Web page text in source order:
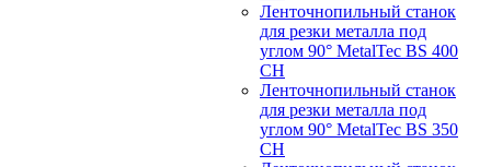
Ленточнопильный станок
для резки металла под
углом 90° MetalTec BS 400
CH
Ленточнопильный станок
для резки металла под
углом 90° MetalTec BS 350
CH